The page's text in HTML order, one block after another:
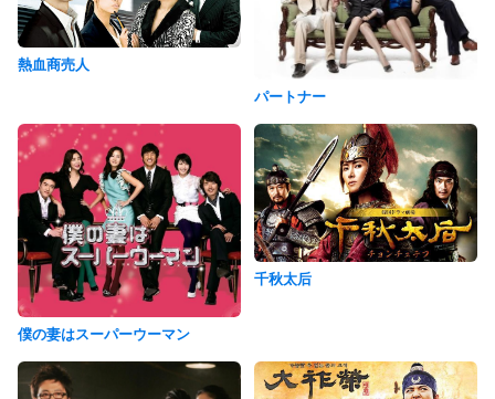
熱血商売人
パートナー
僕の妻はスーパーウーマン
千秋太后